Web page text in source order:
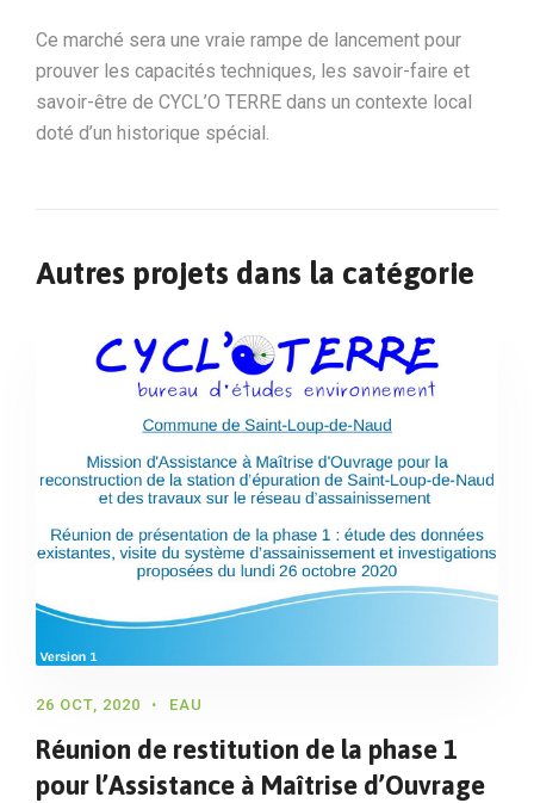
Ce marché sera une vraie rampe de lancement pour
prouver les capacités techniques, les savoir-faire et
savoir-être de CYCL’O TERRE dans un contexte local
doté d’un historique spécial.
Autres projets dans la catégorie
26 OCT, 2020 EAU
Réunion de restitution de la phase 1
pour l’Assistance à Maîtrise d’Ouvrage